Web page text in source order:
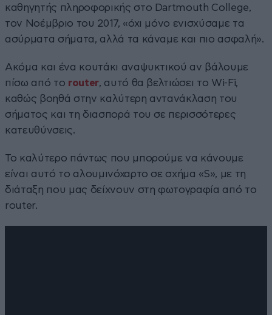
καθηγητής πληροφορικής στο Dartmouth College,
τον Νοέμβριο του 2017, «όχι μόνο ενισχύσαμε τα
ασύρματα σήματα, αλλά τα κάναμε και πιο ασφαλή».
Ακόμα και ένα κουτάκι αναψυκτικού αν βάλουμε
πίσω από το router, αυτό θα βελτιώσει το Wi-Fi,
καθώς βοηθά στην καλύτερη αντανάκλαση του
σήματος και τη διασπορά του σε περισσότερες
κατευθύνσεις.
Το καλύτερο πάντως που μπορούμε να κάνουμε
είναι αυτό το αλουμινόχαρτο σε σχήμα «S», με τη
διάταξη που μας δείχνουν στη φωτογραφία από το
router.